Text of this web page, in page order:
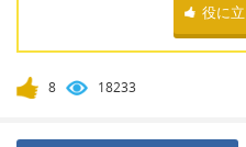
役に
8 18233